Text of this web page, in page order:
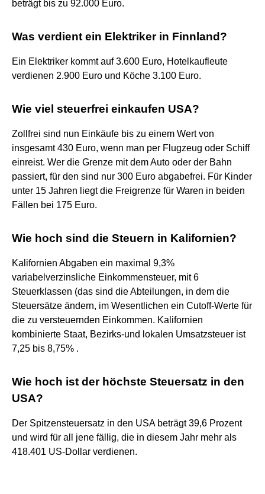
beträgt bis zu 92.000 Euro.
Was verdient ein Elektriker in Finnland?
Ein Elektriker kommt auf 3.600 Euro, Hotelkaufleute
verdienen 2.900 Euro und Köche 3.100 Euro.
Wie viel steuerfrei einkaufen USA?
Zollfrei sind nun Einkäufe bis zu einem Wert von
insgesamt 430 Euro, wenn man per Flugzeug oder Schiff
einreist. Wer die Grenze mit dem Auto oder der Bahn
passiert, für den sind nur 300 Euro abgabefrei. Für Kinder
unter 15 Jahren liegt die Freigrenze für Waren in beiden
Fällen bei 175 Euro.
Wie hoch sind die Steuern in Kalifornien?
Kalifornien Abgaben ein maximal 9,3%
variabelverzinsliche Einkommensteuer, mit 6
Steuerklassen (das sind die Abteilungen, in dem die
Steuersätze ändern, im Wesentlichen ein Cutoff-Werte für
die zu versteuernden Einkommen. Kalifornien
kombinierte Staat, Bezirks-und lokalen Umsatzsteuer ist
7,25 bis 8,75% .
Wie hoch ist der höchste Steuersatz in den
USA?
Der Spitzensteuersatz in den USA beträgt 39,6 Prozent
und wird für all jene fällig, die in diesem Jahr mehr als
418.401 US-Dollar verdienen.